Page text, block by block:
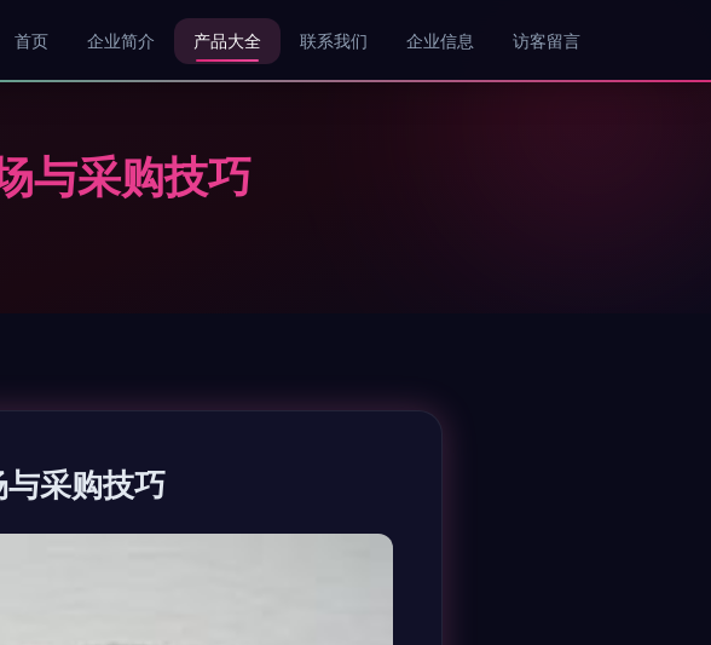
首页 企业简介 产品大全 联系我们 企业信息 访客留言
与采购技巧
采购技巧